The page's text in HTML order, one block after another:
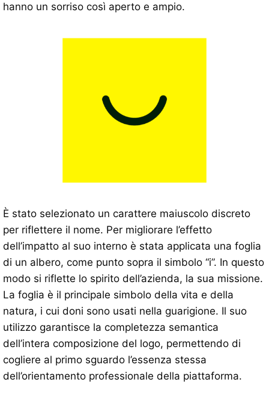
hanno un sorriso così aperto e ampio.
È stato selezionato un carattere maiuscolo discreto
per riflettere il nome. Per migliorare l’effetto
dell’impatto al suo interno è stata applicata una foglia
di un albero, come punto sopra il simbolo “i”. In questo
modo si riflette lo spirito dell’azienda, la sua missione.
La foglia è il principale simbolo della vita e della
natura, i cui doni sono usati nella guarigione. Il suo
utilizzo garantisce la completezza semantica
dell’intera composizione del logo, permettendo di
cogliere al primo sguardo l’essenza stessa
dell’orientamento professionale della piattaforma.